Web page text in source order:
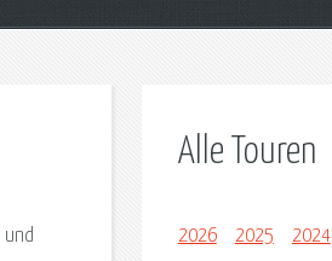
und
Alle Touren
2026 2025 2024